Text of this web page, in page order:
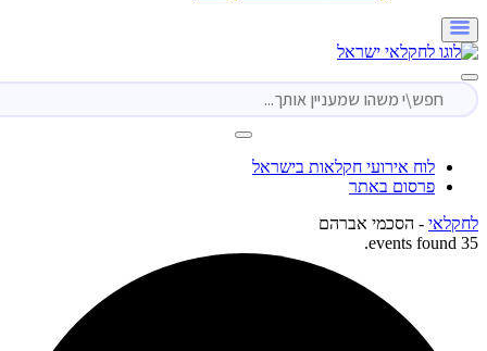
לוח אירועי חקלאות בישראל
פרסום באתר
-הסכמי אברהם